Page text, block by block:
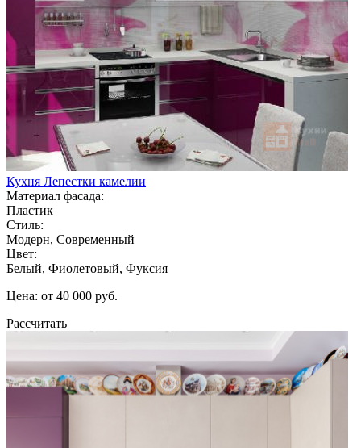
Кухня Лепестки камелии
Материал фасада:
Пластик
Стиль:
Модерн, Современный
Цвет:
Белый, Фиолетовый, Фуксия
Цена: от 40 000 руб.
Рассчитать